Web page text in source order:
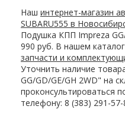
Наш интернет-магазин
SUBARU555 в
Подушка КПП Impreza
990 руб. В нашем
запчасти и
Уточнить наличие
GG/GD/GE/GH 2WD" на
проконсультироваться
телефону: 8 (383) 291-57-